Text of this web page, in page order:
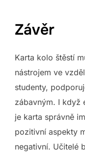
Závěr
Karta kolo štěstí
nástrojem ve
studenty,
zábavným. I když
je karta správně
pozitivní aspekty
negativní. Učitelé